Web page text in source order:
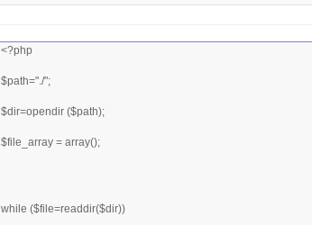
<?php
$path="./";
$dir=opendir ($path);
$file_array = array();
while ($file=readdir($dir))